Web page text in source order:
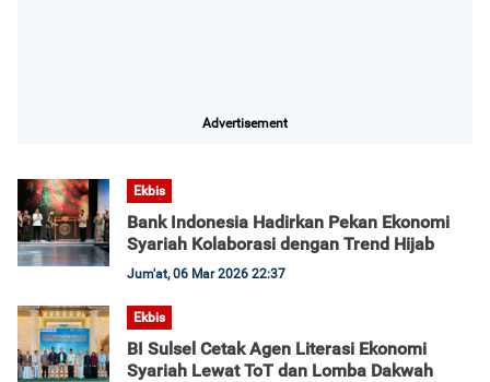
Advertisement
Ekbis
Bank Indonesia Hadirkan Pekan Ekonomi
Syariah Kolaborasi dengan Trend Hijab
Jum'at, 06 Mar 2026 22:37
Ekbis
BI Sulsel Cetak Agen Literasi Ekonomi
Syariah Lewat ToT dan Lomba Dakwah